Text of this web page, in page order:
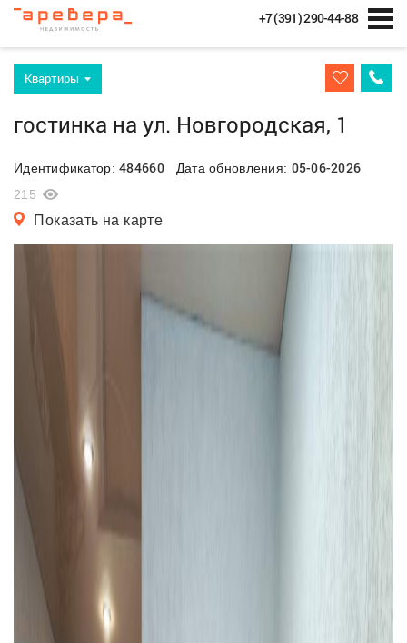
+7 (391) 290-44-88
Квартиры
гостинка на ул. Новгородская, 1
Идентификатор:484660Дата обновления: 05-06-2026
215
Показать на карте